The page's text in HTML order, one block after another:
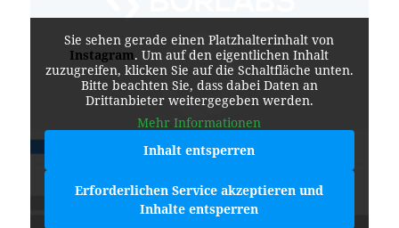
Sie sehen gerade einen Platzhalterinhalt von
Instagram. Um auf den eigentlichen Inhalt
zuzugreifen, klicken Sie auf die Schaltfläche unten.
Bitte beachten Sie, dass dabei Daten an
Drittanbieter weitergegeben werden.
Mehr Informationen
Inhalt entsperren
Erforderlichen Service akzeptieren und
Inhalte entsperren